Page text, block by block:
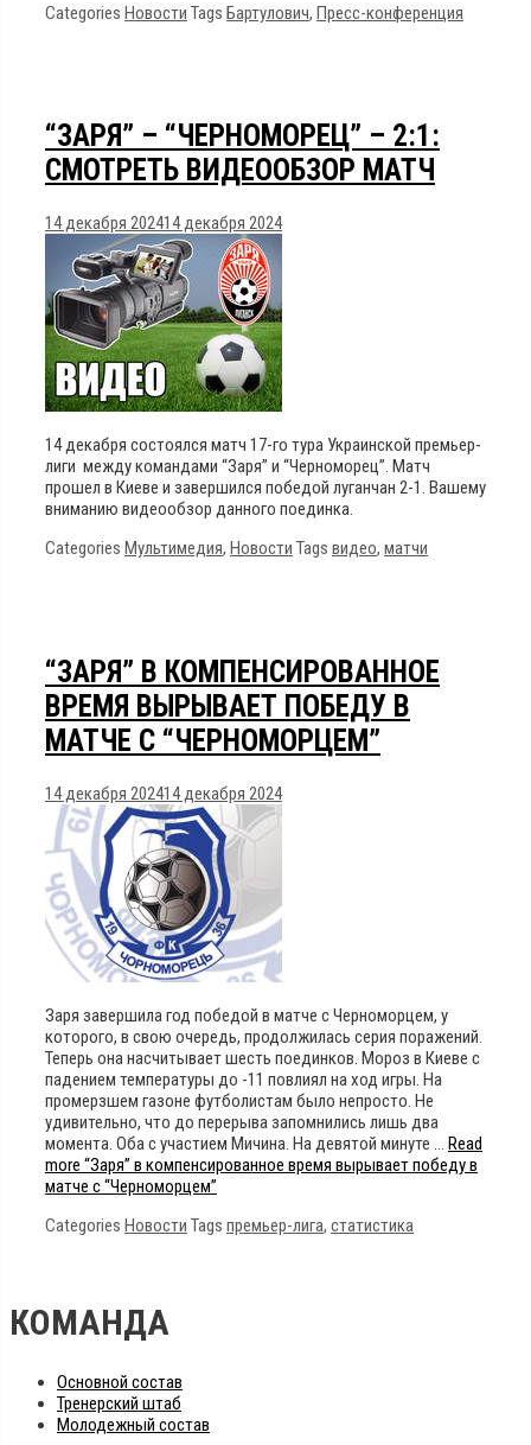
Categories Новости Tags Бартулович, Пресс-конференция
“ЗАРЯ” – “ЧЕРНОМОРЕЦ” – 2:1:
СМОТРЕТЬ ВИДЕООБЗОР МАТЧ
14 декабря 202414 декабря 2024
14 декабря состоялся матч 17-го тура Украинской премьер-
лиги между командами “Заря” и “Черноморец”. Матч
прошел в Киеве и завершился победой луганчан 2-1. Вашему
вниманию видеообзор данного поединка.
Categories Мультимедия, Новости Tags видео, матчи
“ЗАРЯ” В КОМПЕНСИРОВАННОЕ
ВРЕМЯ ВЫРЫВАЕТ ПОБЕДУ В
МАТЧЕ С “ЧЕРНОМОРЦЕМ”
14 декабря 202414 декабря 2024
Заря завершила год победой в матче с Черноморцем, у
которого, в свою очередь, продолжилась серия поражений.
Теперь она насчитывает шесть поединков. Мороз в Киеве с
падением температуры до -11 повлиял на ход игры. На
промерзшем газоне футболистам было непросто. Не
удивительно, что до перерыва запомнились лишь два
момента. Оба с участием Мичина. На девятой минуте … Read
more “Заря” в компенсированное время вырывает победу в
матче с “Черноморцем”
Categories Новости Tags премьер-лига, статистика
КОМАНДА
Основной состав
Тренерский штаб
Молодежный состав